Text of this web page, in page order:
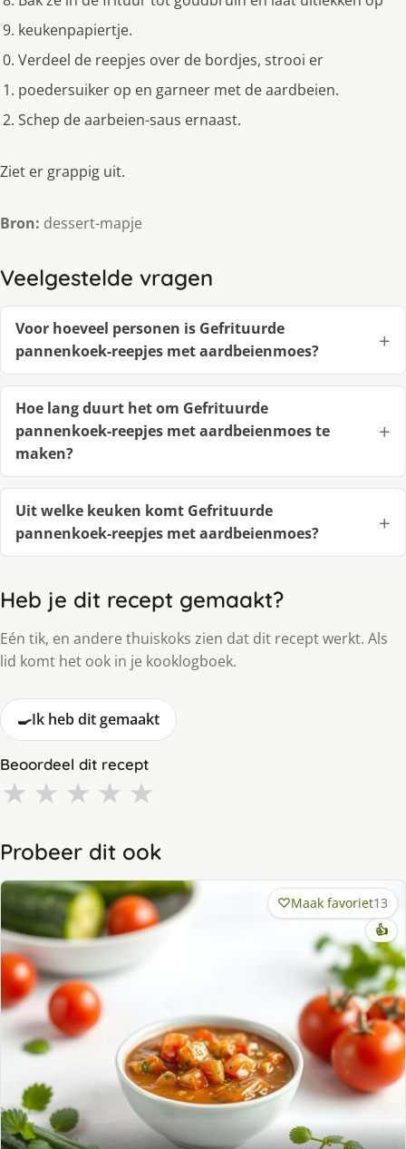
keukenpapiertje.
Verdeel de reepjes over de bordjes, strooi er
poedersuiker op en garneer met de aardbeien.
Schep de aarbeien-saus ernaast.
Ziet er grappig uit.
Bron: dessert-mapje
Veelgestelde vragen
Voor hoeveel personen is Gefrituurde
pannenkoek-reepjes met aardbeienmoes?
Hoe lang duurt het om Gefrituurde
pannenkoek-reepjes met aardbeienmoes te
maken?
Uit welke keuken komt Gefrituurde
pannenkoek-reepjes met aardbeienmoes?
Heb je dit recept gemaakt?
Eén tik, en andere thuiskoks zien dat dit recept werkt. Als
lid komt het ook in je kooklogboek.
🍳Ik heb dit gemaakt
Beoordeel dit recept
★ ★ ★ ★ ★
Probeer dit ook
Maak favoriet13
👍